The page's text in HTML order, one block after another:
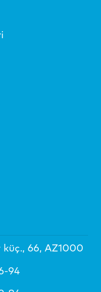
küç., 66, AZ1000
94